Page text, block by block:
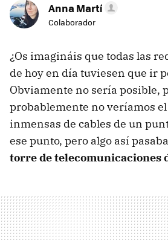
Anna Martí
Colaborador
¿Os imagináis que todas las
de hoy en día tuviesen que ir
Obviamente no sería posible,
probablemente no veríamos
inmensas de cables de un
ese punto, pero algo así
torre de telecomunicaciones